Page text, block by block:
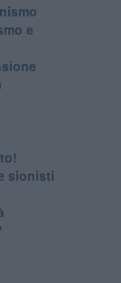
e
sionisti